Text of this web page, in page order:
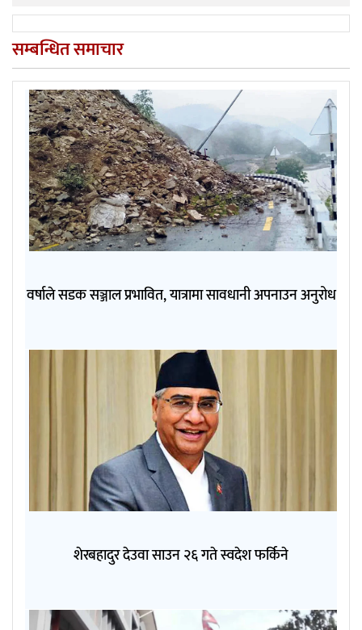
सम्बन्धित समाचार
वर्षाले सडक सञ्जाल प्रभावित, यात्रामा सावधानी अपनाउन अनुरोध
शेरबहादुर देउवा साउन २६ गते स्वदेश फर्किने